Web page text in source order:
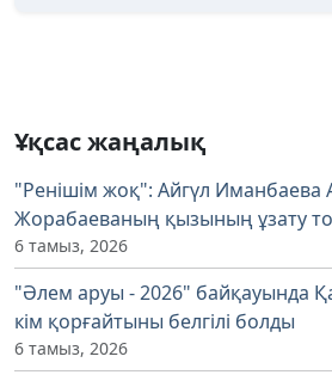
Ұқсас жаңалық
"Ренішім жоқ": Айгүл Иманбаева
Жорабаеваның қызының ұзату
6 тамыз, 2026
"Әлем аруы - 2026" байқауында
кім қорғайтыны белгілі болды
6 тамыз, 2026